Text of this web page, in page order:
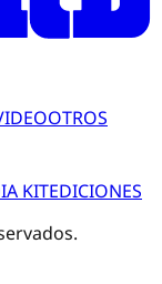
OTROS
KITEDICIONES